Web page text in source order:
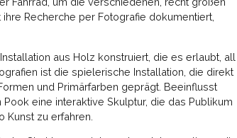
Recherche per Fotografie dokumentiert,
aus Holz konstruiert, die es erlaubt, all
ist die spielerische Installation, die direkt
und Primärfarben geprägt. Beeinflusst
eine interaktive Skulptur, die das Publikum
zu erfahren.